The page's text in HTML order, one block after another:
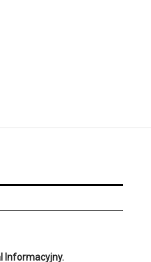
Informacyjny.